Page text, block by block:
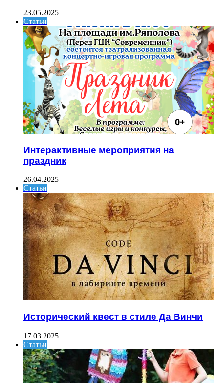
23.05.2025
Статьи
Интерактивные мероприятия на
праздник
26.04.2025
Статьи
Исторический квест в стиле Да Винчи
17.03.2025
Статьи